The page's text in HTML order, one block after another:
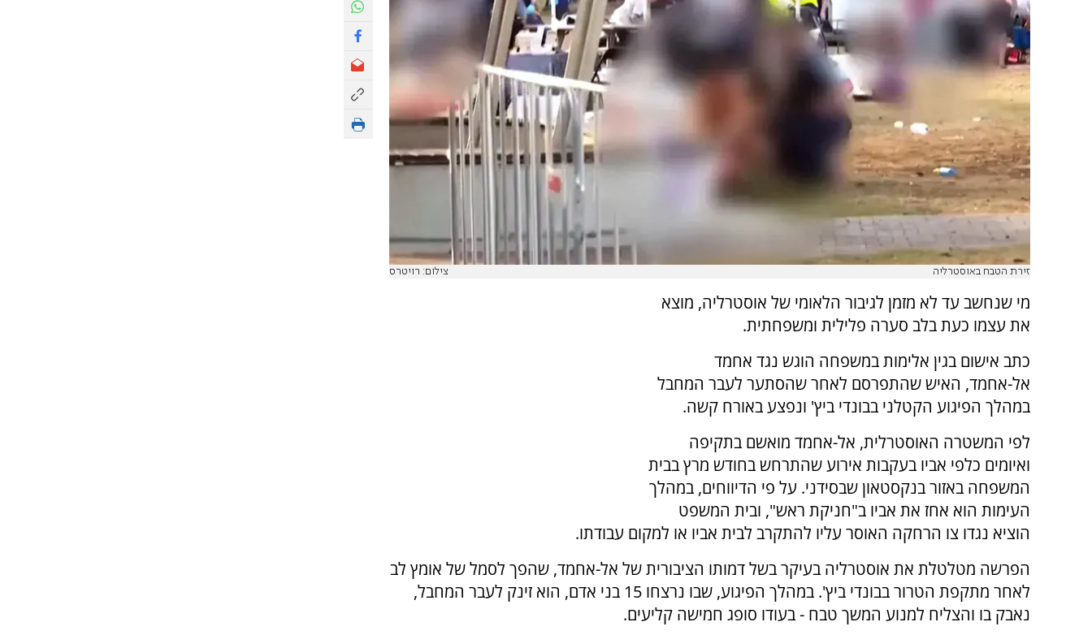
זירת הטבח באוסטרליה צילום: רויטרס
מי שנחשב עד לא מזמן לגיבור הלאומי של אוסטרליה, מוצא
את עצמו כעת בלב סערה פלילית ומשפחתית.
כתב אישום בגין אלימות במשפחה הוגש נגד אחמד
אל-אחמד, האיש שהתפרסם לאחר שהסתער לעבר המחבל
במהלך הפיגוע הקטלני בבונדי ביץ' ונפצע באורח קשה.
לפי המשטרה האוסטרלית, אל-אחמד מואשם בתקיפה
ואיומים כלפי אביו בעקבות אירוע שהתרחש בחודש מרץ בבית
המשפחה באזור בנקסטאון שבסידני. על פי הדיווחים, במהלך
העימות הוא אחז את אביו ב"חניקת ראש", ובית המשפט
הוציא נגדו צו הרחקה האוסר עליו להתקרב לבית אביו או למקום עבודתו.
הפרשה מטלטלת את אוסטרליה בעיקר בשל דמותו הציבורית של אל-אחמד, שהפך לסמל של אומץ לב
לאחר מתקפת הטרור בבונדי ביץ'. במהלך הפיגוע, שבו נרצחו 15 בני אדם, הוא זינק לעבר המחבל,
נאבק בו והצליח למנוע המשך טבח - בעודו סופג חמישה קליעים.